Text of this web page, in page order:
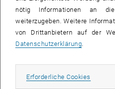
inspirierenden Frauen aus der
und Erfolgen.
Die Videos werden über die Social
Verfügung gestellt.
Highlight-Video zur Videoserie,
Die Videoserie ist eine Initiative
nötig Informationen an
weiterzugeben. Weitere
von Drittanbietern auf der
Datenschutzerklärung.
Erforderliche Cookies